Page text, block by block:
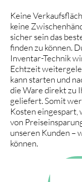
Keine
keine
sicher sein das
finden zu können.
Inventar-Technik
Echtzeit
kann starten und
die Ware direkt zu
geliefert. Somit
Kosten eingespart,
von
unseren Kunden –
können.